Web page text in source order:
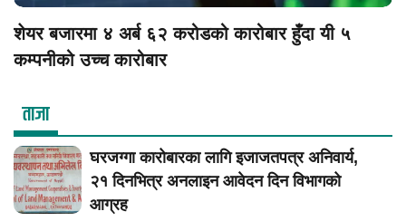
शेयर बजारमा ४ अर्ब ६२ करोडको कारोबार हुँदा यी ५
कम्पनीको उच्च कारोबार
ताजा
घरजग्गा कारोबारका लागि इजाजतपत्र अनिवार्य,
२१ दिनभित्र अनलाइन आवेदन दिन विभागको
आग्रह